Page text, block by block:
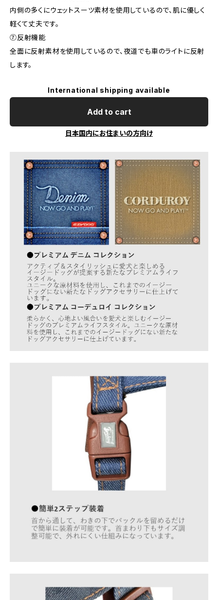
内側の多くにウェットスーツ素材を使用しているので、肌に優しく
軽くて丈夫です。
⑦反射機能
全面に反射素材を使用しているので、夜道でも車のライトに反射
します。
International shipping available
Add to cart
日本国内にお住まいの方向け